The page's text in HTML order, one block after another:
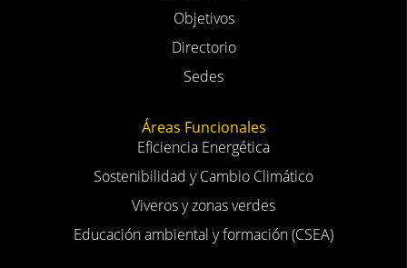
Objetivos
Directorio
Sedes
Áreas Funcionales
Eficiencia Energética
Sostenibilidad y Cambio Climático
Viveros y zonas verdes
Educación ambiental y formación (CSEA)